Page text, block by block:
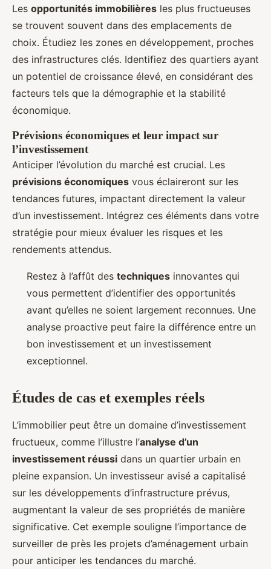
Les opportunités immobilières les plus fructueuses
se trouvent souvent dans des emplacements de
choix. Étudiez les zones en développement, proches
des infrastructures clés. Identifiez des quartiers ayant
un potentiel de croissance élevé, en considérant des
facteurs tels que la démographie et la stabilité
économique.
Prévisions économiques et leur impact sur
l’investissement
Anticiper l’évolution du marché est crucial. Les
prévisions économiques vous éclaireront sur les
tendances futures, impactant directement la valeur
d’un investissement. Intégrez ces éléments dans votre
stratégie pour mieux évaluer les risques et les
rendements attendus.
Restez à l’affût des techniques innovantes qui
vous permettent d’identifier des opportunités
avant qu’elles ne soient largement reconnues. Une
analyse proactive peut faire la différence entre un
bon investissement et un investissement
exceptionnel.
Études de cas et exemples réels
L’immobilier peut être un domaine d’investissement
fructueux, comme l’illustre l’analyse d’un
investissement réussi dans un quartier urbain en
pleine expansion. Un investisseur avisé a capitalisé
sur les développements d’infrastructure prévus,
augmentant la valeur de ses propriétés de manière
significative. Cet exemple souligne l’importance de
surveiller de près les projets d’aménagement urbain
pour anticiper les tendances du marché.